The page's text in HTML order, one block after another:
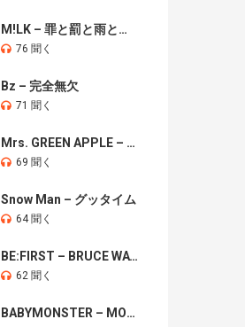
M!LK – 罪と罰と雨とキス
76 聞く
Bz – 完全無欠
71 聞く
Mrs. GREEN APPLE – Brand New
69 聞く
Snow Man – グッタイム
64 聞く
BE:FIRST – BRUCE WAYNE
62 聞く
BABYMONSTER – MOON